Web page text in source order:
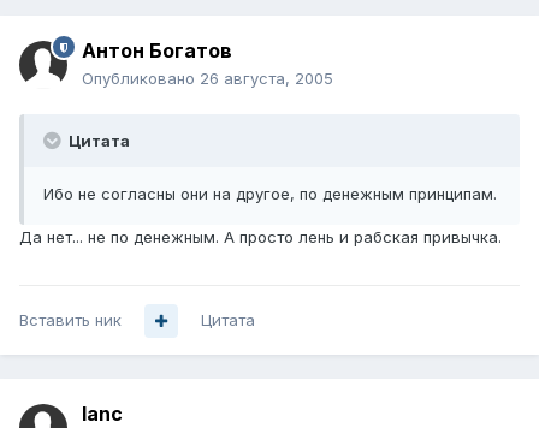
Антон Богатов
Опубликовано 26 августа, 2005
Цитата
Ибо не согласны они на другое, по денежным принципам.
Да нет... не по денежным. А просто лень и рабская привычка.
Вставить ник Цитата
lanc